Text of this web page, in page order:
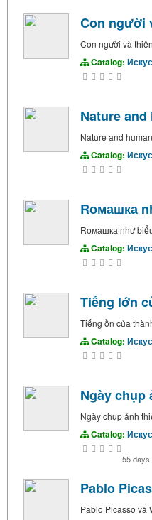
Con người
Con người và
Catalog:
Nature
Nature and
Catalog:
Rомашка
Rомашка như
Catalog:
Tiếng lớn
Tiếng ồn của
Catalog:
Ngày chụp
Ngày chụp ảnh
Catalog:
55 days
Pablo
Pablo Picasso và